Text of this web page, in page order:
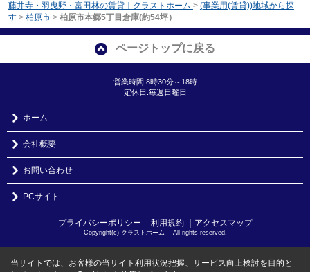
藤井寺・羽曳野・富田林の賃貸｜クラストホーム > (事業用(賃貸))地域から探
す > 柏原市 > 柏原市本郷5丁目倉庫(約54坪）
ページトップに戻る
営業時間:8時30分～18時
定休日:毎週日曜日
ホーム
会社概要
お問い合わせ
PCサイト
プライバシーポリシー 利用規約 ｜アクセスマップ
Copyright(c) クラストホーム All rights reserved.
当サイトでは、お客様の当サイト利用状況把握、サービス向上検討を目的と